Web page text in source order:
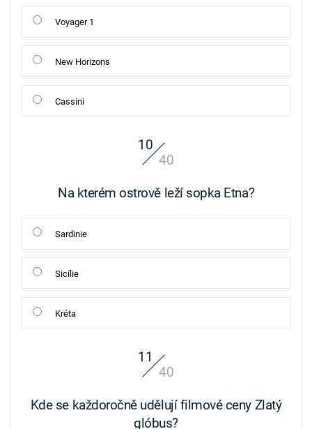
Voyager 1
New Horizons
Cassini
10
40
Na kterém ostrově leží sopka Etna?
Sardinie
Sicílie
Kréta
11
40
Kde se každoročně udělují filmové ceny Zlatý
glóbus?